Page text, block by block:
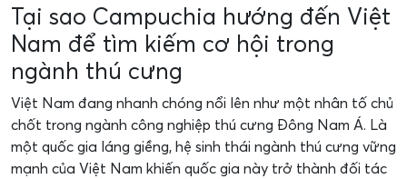
Tại sao Campuchia hướng đến Việt
Nam để tìm kiếm cơ hội trong
ngành thú cưng
Việt Nam đang nhanh chóng nổi lên như một nhân tố chủ
chốt trong ngành công nghiệp thú cưng Đông Nam Á. Là
một quốc gia láng giềng, hệ sinh thái ngành thú cưng vững
mạnh của Việt Nam khiến quốc gia này trở thành đối tác